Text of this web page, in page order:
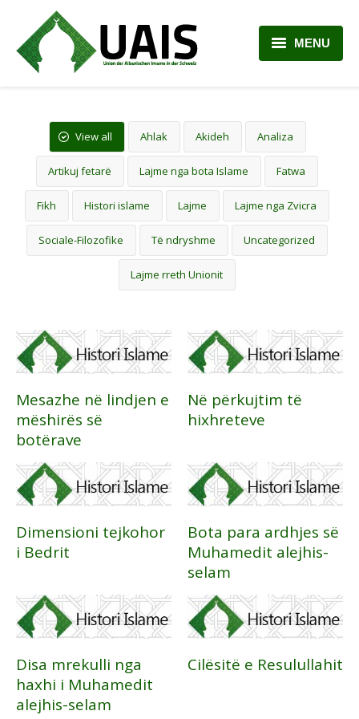
MENU
RRETH NESH
ARTIKUJ
PLANI MËSIMOR
KONTAKTI
View all Ahlak Akideh Analiza
Artikuj fetarë Lajme nga bota Islame Fatwa
Fikh Histori islame Lajme Lajme nga Zvicra
Sociale-Filozofike Të ndryshme Uncategorized
Lajme rreth Unionit
Mesazhe në lindjen e
mëshirës së
botërave
Në përkujtim të
hixhreteve
Dimensioni tejkohor
i Bedrit
Bota para ardhjes së
Muhamedit alejhis-
selam
Disa mrekulli nga
haxhi i Muhamedit
alejhis-selam
Cilësitë e Resulullahit